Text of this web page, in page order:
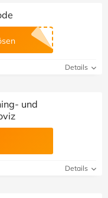
Details
und
Details